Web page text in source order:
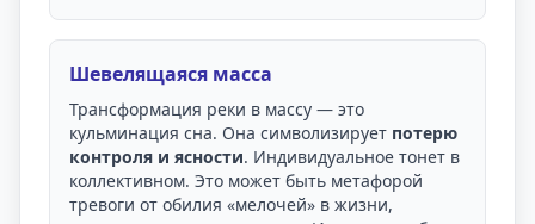
Шевелящаяся масса
Трансформация реки в массу — это
кульминация сна. Она символизирует потерю
контроля и ясности. Индивидуальное тонет в
коллективном. Это может быть метафорой
тревоги от обилия «мелочей» в жизни,